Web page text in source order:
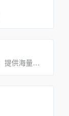
平面设计工具和在线平面设计网站，提供海量的素材和模板